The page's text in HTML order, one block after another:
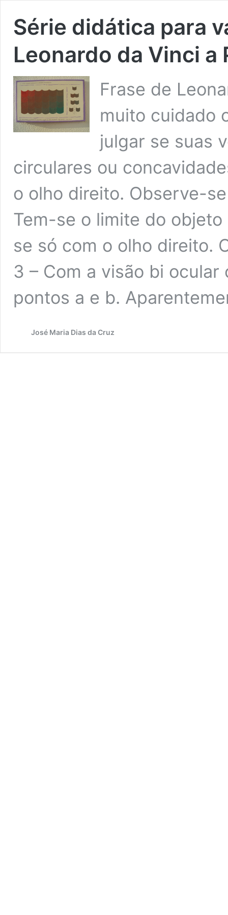
Série didática para
Leonardo da Vinci a
Frase de
muito cuidado
julgar se suas
circulares ou
o olho direito. Observe-
Tem-se o limite do
se só com o olho direito.
3 – Com a visão bi
pontos a e b.
José Maria Dias da Cruz